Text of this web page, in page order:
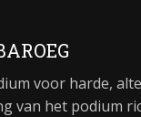
voor harde,
van het podium